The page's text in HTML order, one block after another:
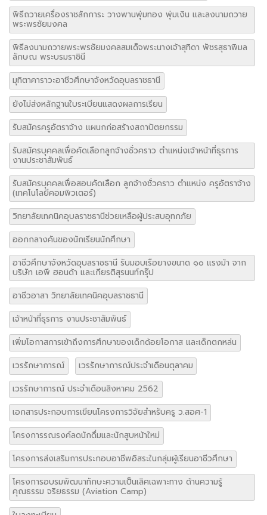
พิธีถวายเครื่องราชสักการะ วางพานพุ่มทอง พุ่มเงิน และลงนามถวาย
พระพรชัยมงคล
พิธีลงนามถวายพระพรชัยมงคลสมเด็จพระนางเจ้าสุทิดา พัชรสุธาพิมล
ลักษณ พระบรมราชินี
มุทิตาคาราวะอาชีวศึกษาจังหวัดอุบลราชธานี
ยังไม่ส่งหลักฐานใบระเบียนแสดงผลการเรียน
รับสมัครครูอัตราจ้าง แผนกก่อสร้างสถาปัตยกรรม
รับสมัครบุคคลเพื่อคัดเลือกลูกจ้างชั่วคราว ตำแหน่งเจ้าหน้าที่ธุรการ
งานประชาสัมพันธ์
รับสมัครบุคคลเพื่อสอบคัดเลือก ลูกจ้างชั่วคราว ตำแหน่ง ครูอัตราจ้าง
(เทคโนโลยีคอมพิวเตอร์)
วิทยาลัยเทคนิคอุบลราชธานีช่วยเหลือผู้ประสบอุทกภัย
ออกกลางคันของนักเรียนนักศึกษา
อาชีวศึกษาจังหวัดอุบลราชธานี รับมอบเรือยางขนาด ๑๐ แรงม้า จาก
บริษัท เอพี ฮอนด้า และเกียรติสุรนนท์กรุ๊ป
อาชีวอาสา วิทยาลัยเทคนิคอุบลราชธานี
เจ้าหน้าที่ธุรการ งานประชาสัมพันธ์
เพิ่มโอกาสการเข้าถึงการศึกษาของเด็กด้อยโอกาส และเด็กตกหล่น
เวรรักษาการณ์
เวรรักษาการณ์ประจำเดือนตุลาคม
เวรรักษาการณ์ ประจำเดือนสิงหาคม 2562
เอกสารประกอบการเขียนโครงการวิจัยสำหรับครู ว.สอศ-1
โครงการรณรงค์ลดนักดื่มและนักสูบหน้าใหม่
โครงการส่งเสริมการประกอบอาชีพอิสระในกลุ่มผู้เรียนอาชีวศึกษา
โครงการอบรมพัฒนาทักษะความเป็นเลิศเฉพาะทาง ด้านความรู้
คุณธรรม จริยธรรม (Aviation Camp)